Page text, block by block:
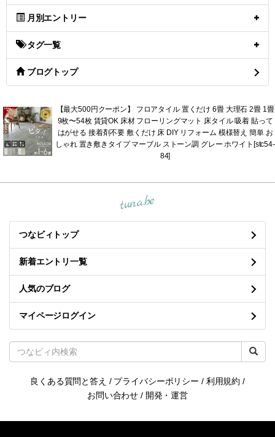
月別エントリー
タグ一覧
ブログトップ
【最大500円クーポン】 フロアタイル 置くだけ 6畳 大理石 2畳 1畳
9枚〜54枚 賃貸OK 床材 フローリングマット 床タイル 吸着 貼って
はがせる 接着剤不要 敷くだけ 床 DIY リフォーム 模様替え 簡単 お
しゃれ 置き敷きタイプ マーブル ストーン調 グレー ホワイト[stc54-
84]
tuna.be
つなビィトップ
新着エントリ一覧
人気のブログ
マイページログイン
良くある質問と答え / プライバシーポリシー / 利用規約 /
お問い合わせ / 開発・運営